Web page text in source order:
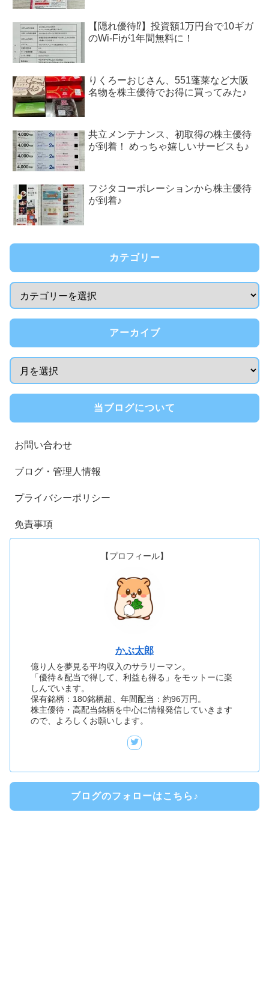
【隠れ優待⁉︎】投資額1万円台で10ギガ
のWi-Fiが1年間無料に！
りくろーおじさん、551蓬莱など大阪
名物を株主優待でお得に買ってみた♪
共立メンテナンス、初取得の株主優待
が到着！ めっちゃ嬉しいサービスも♪
フジタコーポレーションから株主優待
が到着♪
カテゴリー
アーカイブ
当ブログについて
お問い合わせ
ブログ・管理人情報
プライバシーポリシー
免責事項
【プロフィール】
かぶ太郎
億り人を夢見る平均収入のサラリーマン。
「優待＆配当で得して、利益も得る」をモットーに楽
しんでいます。
保有銘柄：180銘柄超、年間配当：約96万円。
株主優待・高配当銘柄を中心に情報発信していきます
ので、よろしくお願いします。
ブログのフォローはこちら♪